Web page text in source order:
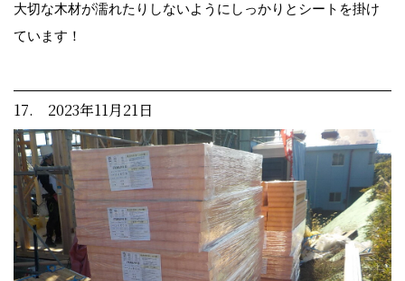
大切な木材が濡れたりしないようにしっかりとシートを掛け
ています！
17. 2023年11月21日